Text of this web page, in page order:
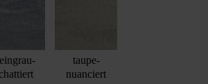
taupe-
nuanciert